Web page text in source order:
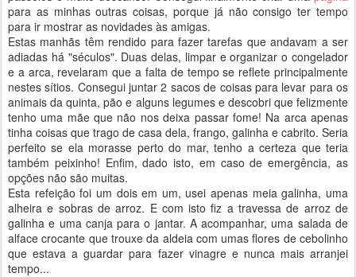
para as minhas outras coisas, porque já não consigo ter tempo
para ir mostrar as novidades às amigas.
Estas manhãs têm rendido para fazer tarefas que andavam a ser
adiadas há "séculos". Duas delas, limpar e organizar o congelador
e a arca, revelaram que a falta de tempo se reflete principalmente
nestes sítios. Consegui juntar 2 sacos de coisas para levar para os
animais da quinta, pão e alguns legumes e descobri que felizmente
tenho uma mãe que não nos deixa passar fome! Na arca apenas
tinha coisas que trago de casa dela, frango, galinha e cabrito. Seria
perfeito se ela morasse perto do mar, tenho a certeza que teria
também peixinho! Enfim, dado isto, em caso de emergência, as
opções não são muitas.
Esta refeição foi um dois em um, usei apenas meia galinha, uma
alheira e sobras de arroz. E com isto fiz a travessa de arroz de
galinha e uma canja para o jantar. A acompanhar, uma salada de
alface crocante que trouxe da aldeia com umas flores de cebolinho
que estava a guardar para fazer vinagre e nunca mais arranjei
tempo...